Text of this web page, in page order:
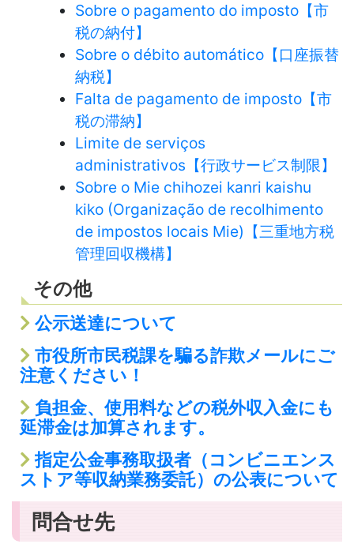
Sobre o pagamento do imposto【市
税の納付】
Sobre o débito automático【口座振替
納税】
Falta de pagamento de imposto【市
税の滞納】
Limite de serviços
administrativos【行政サービス制限】
Sobre o Mie chihozei kanri kaishu
kiko (Organização de recolhimento
de impostos locais Mie)【三重地方税
管理回収機構】
その他
公示送達について
市役所市民税課を騙る詐欺メールにご
注意ください！
負担金、使用料などの税外収入金にも
延滞金は加算されます。
指定公金事務取扱者（コンビニエンス
ストア等収納業務委託）の公表について
問合せ先